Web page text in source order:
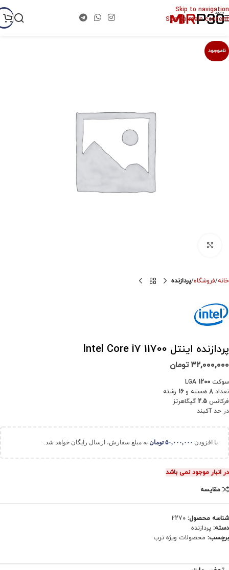
Skip to navigation
Skip to main content
ناموجود
خانه فروشگاه پردازنده
پردازنده اینتل Intel Core i7 11700
۳۲,۰۰۰,۰۰۰ تومان
سوکت LGA 1200
تعداد 8 هسته و16 رشته
فرکانس 2.5 گیگاهرتز
در حد آکبند
با افزودن ۵۰,۰۰۰,۰۰۰ تومان به مبلغ سفارش، ارسال رایگان خواهد شد.
در انبار موجود نمی باشد
مقایسه
شناسه محصول: 2270
دسته: پردازنده
برچسب: محصولات ویژه ترب